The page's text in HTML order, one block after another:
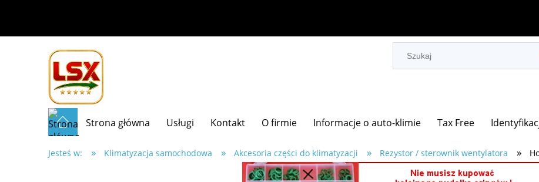
Strona główna Usługi Kontakt O firmie Informacje o auto-klimie Tax Free
Jesteś w: » Klimatyzacja samochodowa » Akcesoria części do klimatyzacji » Rezystor / sterownik wentylatora »